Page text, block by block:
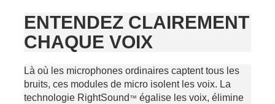
ENTENDEZ CLAIREMENT
CHAQUE VOIX
Là où les microphones ordinaires captent tous les
bruits, ces modules de micro isolent les voix. La
technologie RightSound ™ égalise les voix, élimine